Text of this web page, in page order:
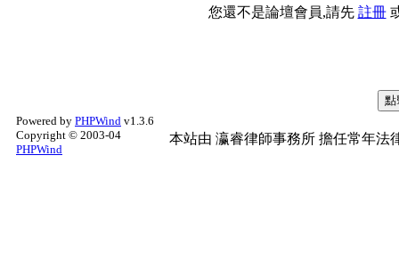
您還不是論壇會員,請先 註冊
Powered by PHPWind v1.3.6
Copyright © 2003-04
PHPWind
本站由 瀛睿律師事務所 擔任常年法